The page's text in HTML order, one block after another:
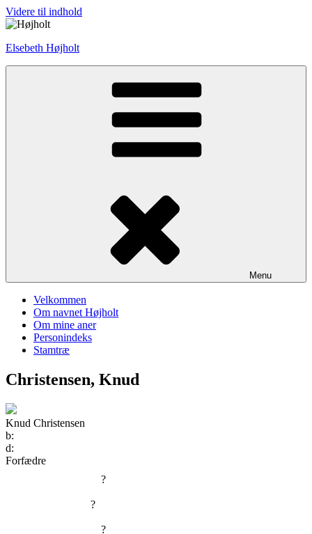
Videre til indhold
Elsebeth Højholt
Menu
Velkommen
Om navnet Højholt
Om mine aner
Personindeks
Stamtræ
Christensen, Knud
Knud Christensen
b:
d:
Forfædre
?
?
?